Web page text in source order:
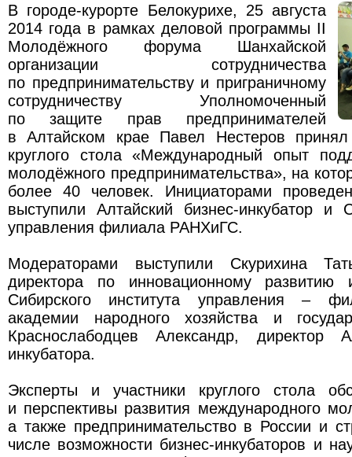
В городе-курорте Белокурихе, 25 августа
2014 года в рамках деловой программы II
Молодёжного форума Шанхайской
организации сотрудничества
по предпринимательству и приграничному
сотрудничеству Уполномоченный
по защите прав предпринимателей
в Алтайском крае Павел Нестеров
круглого стола «Международный опыт
молодёжного предпринимательства», на
более 40 человек. Инициаторами
выступили Алтайский бизнес-инкубатор и
управления филиала РАНХиГС.
Модераторами выступили Скурихина
директора по инновационному развитию
Сибирского института управления –
академии народного хозяйства и
Краснослабодцев Александр, директор
инкубатора.
Эксперты и участники круглого стола
и перспективы развития международного
а также предпринимательство в России и
числе возможности бизнес-инкубаторов и